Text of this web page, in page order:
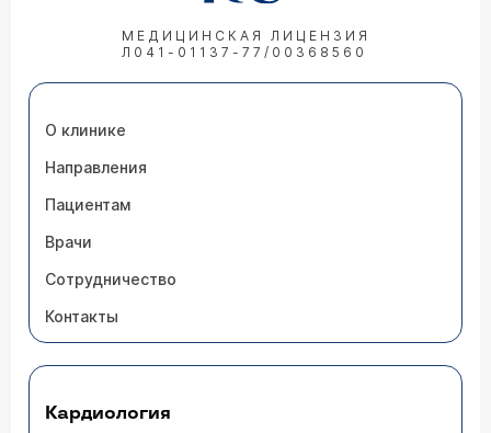
МЕДИЦИНСКАЯ ЛИЦЕНЗИЯ
Л041-01137-77/00368560
О клинике
Направления
Пациентам
Врачи
Сотрудничество
Контакты
Кардиология